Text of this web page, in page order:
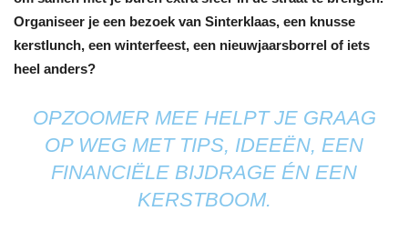
Organiseer je een bezoek van Sinterklaas, een knusse
kerstlunch, een winterfeest, een nieuwjaarsborrel of iets
heel anders?
OPZOOMER MEE HELPT JE GRAAG
OP WEG MET TIPS, IDEEËN, EEN
FINANCIËLE BIJDRAGE ÉN EEN
KERSTBOOM.